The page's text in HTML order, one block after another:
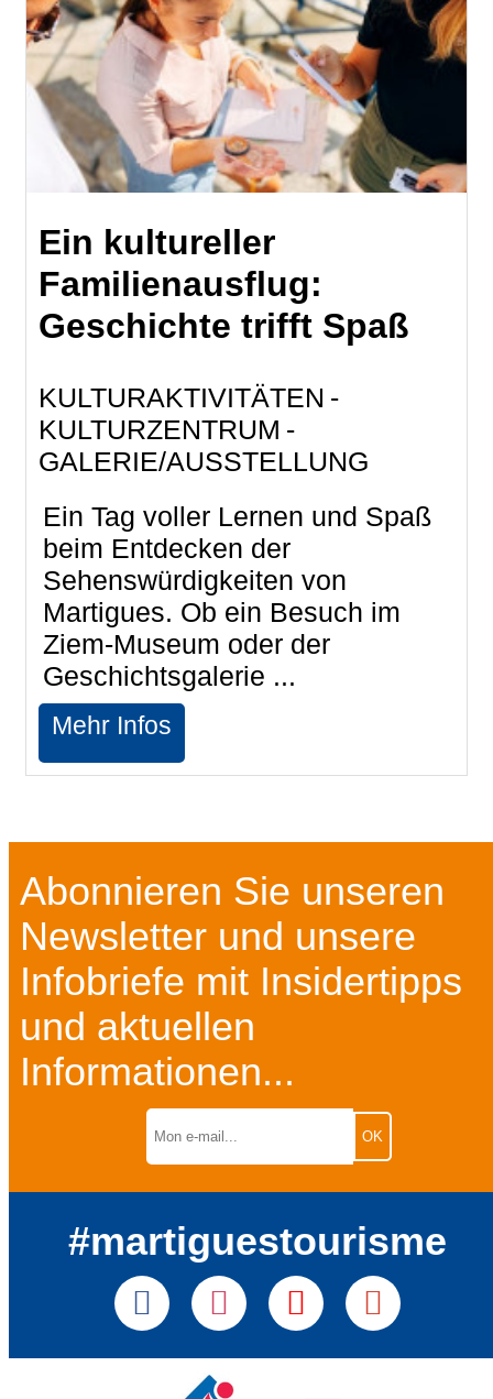
Ein kultureller
Familienausflug:
Geschichte trifft Spaß
KULTURAKTIVITÄTEN
KULTURZENTRUM
GALERIE/AUSSTELLUNG
Ein Tag voller Lernen und Spaß
beim Entdecken der
Sehenswürdigkeiten von
Martigues. Ob ein Besuch im
Ziem-Museum oder der
Geschichtsgalerie ...
Mehr Infos
Abonnieren Sie unseren
Newsletter und unsere
Infobriefe mit Insidertipps
und aktuellen
Informationen...
#martiguestourisme